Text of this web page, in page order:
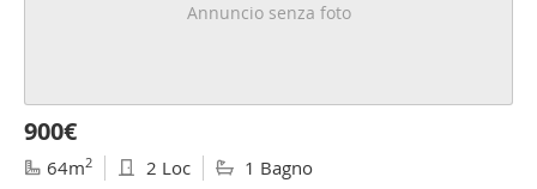
Annuncio senza foto
900€
64m2 2 Loc 1 Bagno